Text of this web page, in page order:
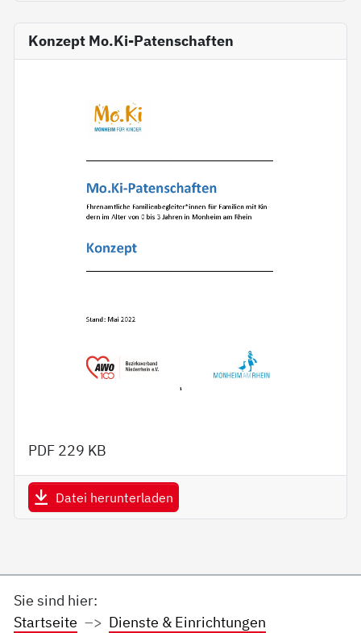
Konzept Mo.Ki-Patenschaften
PDF 229 KB
Datei herunterladen
Sie sind hier:
Startseite
Dienste & Einrichtungen